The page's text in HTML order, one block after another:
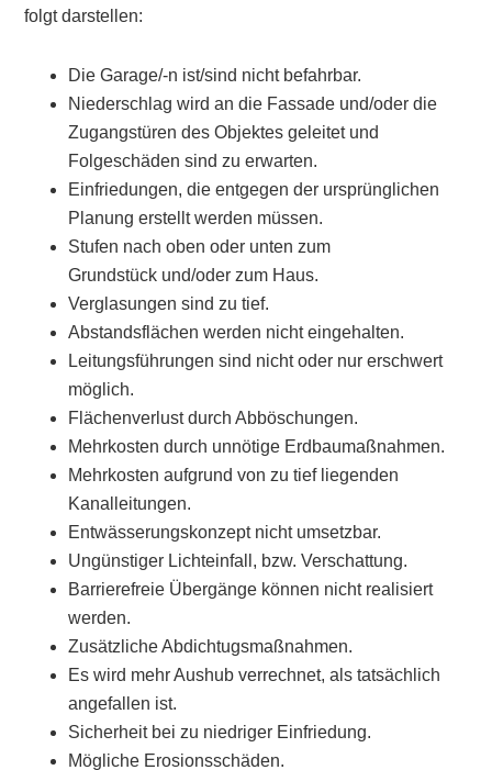
folgt darstellen:
Die Garage/-n ist/sind nicht befahrbar.
Niederschlag wird an die Fassade und/oder die
Zugangstüren des Objektes geleitet und
Folgeschäden sind zu erwarten.
Einfriedungen, die entgegen der ursprünglichen
Planung erstellt werden müssen.
Stufen nach oben oder unten zum
Grundstück und/oder zum Haus.
Verglasungen sind zu tief.
Abstandsflächen werden nicht eingehalten.
Leitungsführungen sind nicht oder nur erschwert
möglich.
Flächenverlust durch Abböschungen.
Mehrkosten durch unnötige Erdbaumaßnahmen.
Mehrkosten aufgrund von zu tief liegenden
Kanalleitungen.
Entwässerungskonzept nicht umsetzbar.
Ungünstiger Lichteinfall, bzw. Verschattung.
Barrierefreie Übergänge können nicht realisiert
werden.
Zusätzliche Abdichtugsmaßnahmen.
Es wird mehr Aushub verrechnet, als tatsächlich
angefallen ist.
Sicherheit bei zu niedriger Einfriedung.
Mögliche Erosionsschäden.